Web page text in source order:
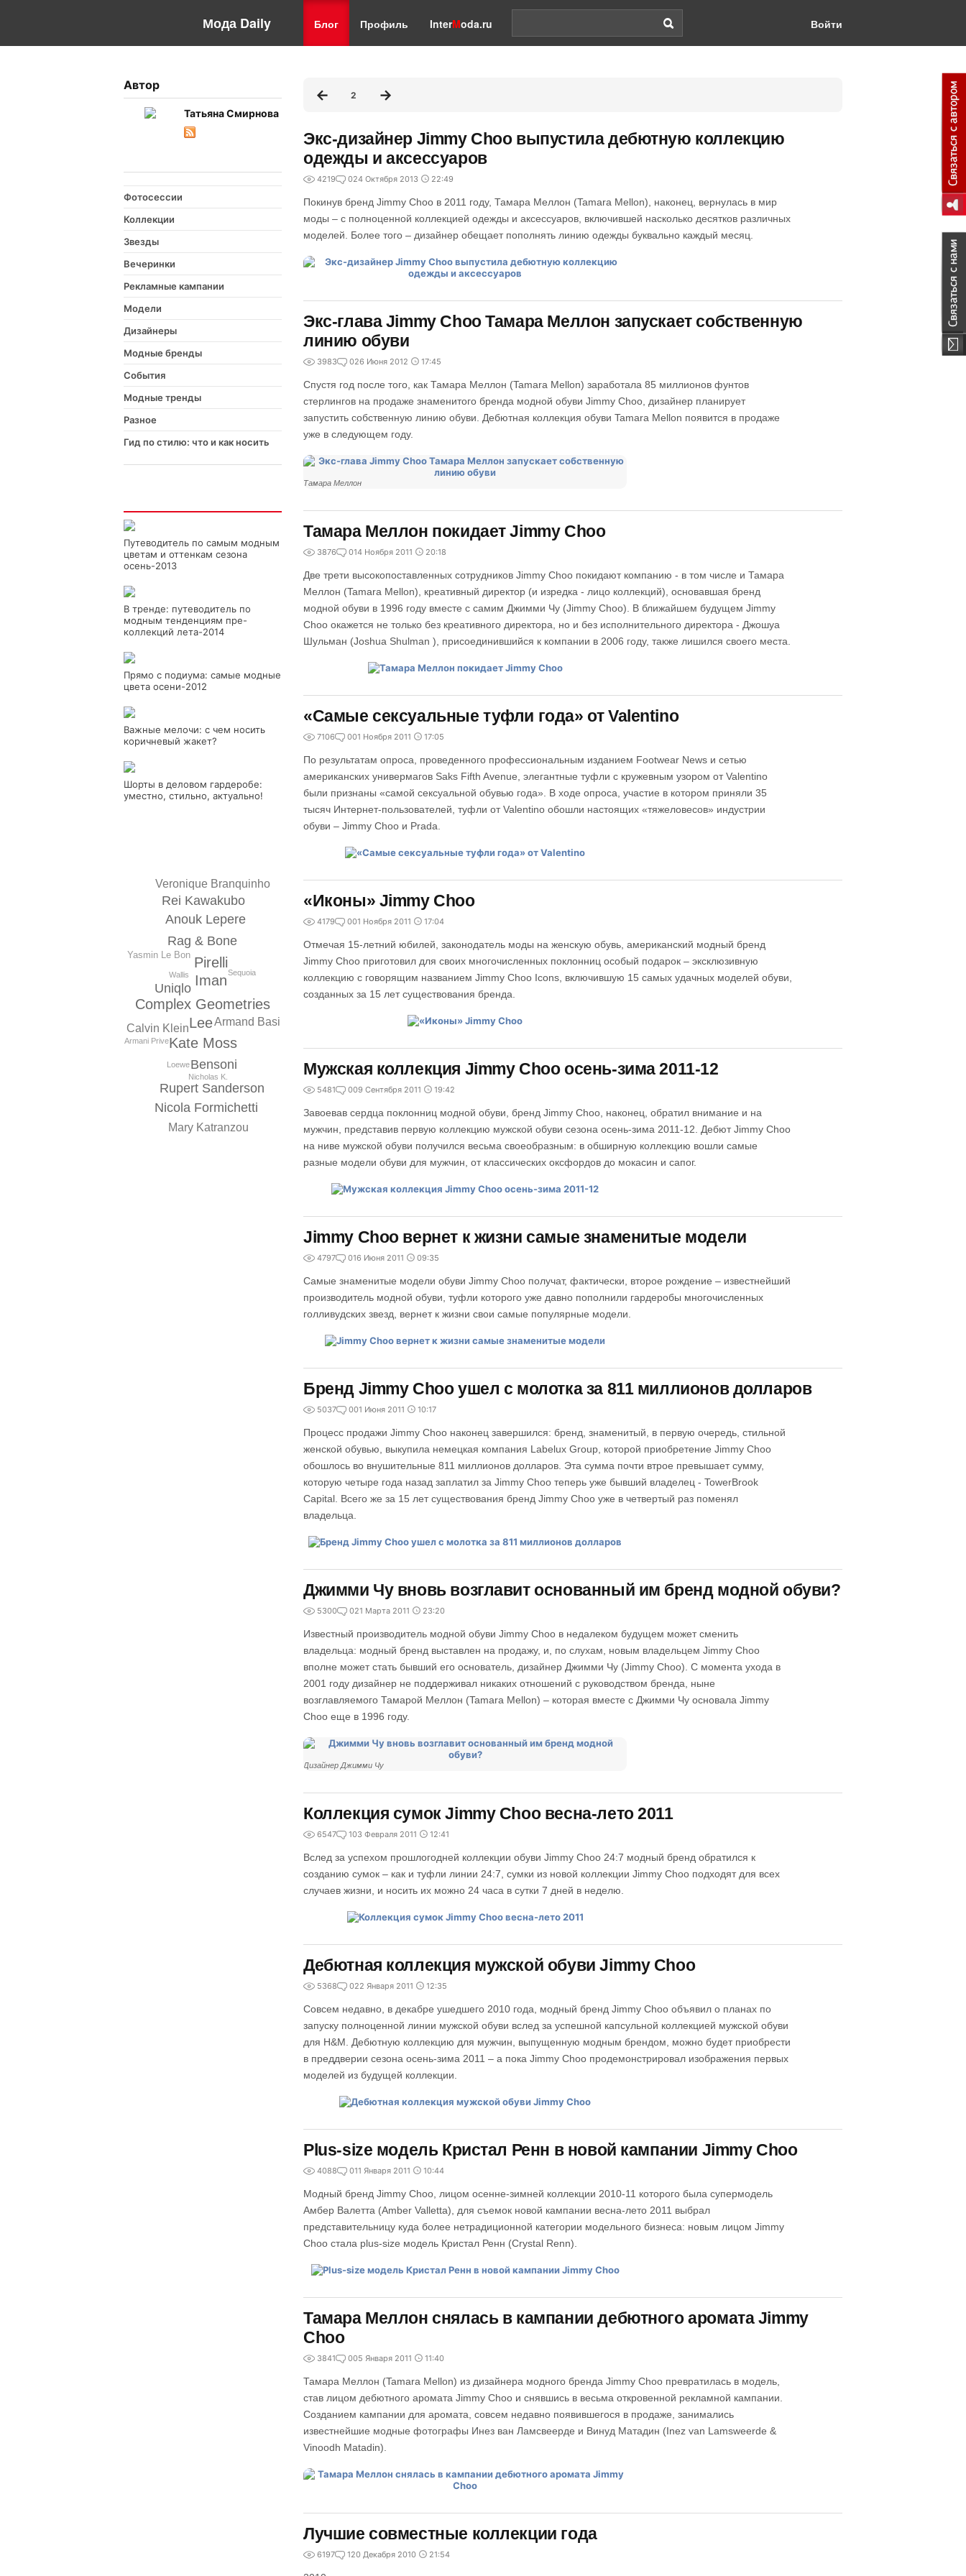
Мода Daily Блог Профиль InterModa.ru Войти
Автор
Татьяна Смирнова
Фотосессии
Коллекции
Звезды
Вечеринки
Рекламные кампании
Модели
Дизайнеры
Модные бренды
События
Модные тренды
Разное
Гид по стилю: что и как носить
Путеводитель по самым модным
цветам и оттенкам сезона
осень-2013
В тренде: путеводитель по
модным тенденциям пре-
коллекций лета-2014
Прямо с подиума: самые модные
цвета осени-2012
Важные мелочи: с чем носить
коричневый жакет?
Шорты в деловом гардеробе:
уместно, стильно, актуально!
Complex Geometries
Lee
Iman
Kate Moss
Pirelli
Bensoni
Rag & Bone
Rupert Sanderson
Anouk Lepere
Uniqlo
Rei Kawakubo
Nicola Formichetti
Veronique Branquinho
Mary Katranzou
Armand Basi
Calvin Klein
Yasmin Le Bon
Wallis Sequoia
Nicholas K.
Loewe
Armani Prive
2
Экс-дизайнер Jimmy Choo выпустила дебютную коллекцию
одежды и аксессуаров
4219 024 Октября 2013 22:49
Покинув бренд Jimmy Choo в 2011 году, Тамара Меллон (Tamara Mellon), наконец, вернулась в мир
моды – с полноценной коллекцией одежды и аксессуаров, включившей насколько десятков различных
моделей. Более того – дизайнер обещает пополнять линию одежды буквально каждый месяц.
Экс-глава Jimmy Choo Тамара Меллон запускает собственную
линию обуви
3983 026 Июня 2012 17:45
Спустя год после того, как Тамара Меллон (Tamara Mellon) заработала 85 миллионов фунтов
стерлингов на продаже знаменитого бренда модной обуви Jimmy Choo, дизайнер планирует
запустить собственную линию обуви. Дебютная коллекция обуви Tamara Mellon появится в продаже
уже в следующем году.
Тамара Меллон
Тамара Меллон покидает Jimmy Choo
3876 014 Ноября 2011 20:18
Две трети высокопоставленных сотрудников Jimmy Choo покидают компанию - в том числе и Тамара
Меллон (Tamara Mellon), креативный директор (и изредка - лицо коллекций), основавшая бренд
модной обуви в 1996 году вместе с самим Джимми Чу (Jimmy Choo). В ближайшем будущем Jimmy
Choo окажется не только без креативного директора, но и без исполнительного директора - Джошуа
Шульман (Joshua Shulman ), присоединившийся к компании в 2006 году, также лишился своего места.
«Самые сексуальные туфли года» от Valentino
7106 001 Ноября 2011 17:05
По результатам опроса, проведенного профессиональным изданием Footwear News и сетью
американских универмагов Saks Fifth Avenue, элегантные туфли с кружевным узором от Valentino
были признаны «самой сексуальной обувью года». В ходе опроса, участие в котором приняли 35
тысяч Интернет-пользователей, туфли от Valentino обошли настоящих «тяжеловесов» индустрии
обуви – Jimmy Choo и Prada.
«Иконы» Jimmy Choo
4179 001 Ноября 2011 17:04
Отмечая 15-летний юбилей, законодатель моды на женскую обувь, американский модный бренд
Jimmy Choo приготовил для своих многочисленных поклонниц особый подарок – эксклюзивную
коллекцию с говорящим названием Jimmy Choo Icons, включившую 15 самых удачных моделей обуви,
созданных за 15 лет существования бренда.
Мужская коллекция Jimmy Choo осень-зима 2011-12
5481 009 Сентября 2011 19:42
Завоевав сердца поклонниц модной обуви, бренд Jimmy Choo, наконец, обратил внимание и на
мужчин, представив первую коллекцию мужской обуви сезона осень-зима 2011-12. Дебют Jimmy Choo
на ниве мужской обуви получился весьма своеобразным: в обширную коллекцию вошли самые
разные модели обуви для мужчин, от классических оксфордов до мокасин и сапог.
Jimmy Choo вернет к жизни самые знаменитые модели
4797 016 Июня 2011 09:35
Самые знаменитые модели обуви Jimmy Choo получат, фактически, второе рождение – известнейший
производитель модной обуви, туфли которого уже давно пополнили гардеробы многочисленных
голливудских звезд, вернет к жизни свои самые популярные модели.
Бренд Jimmy Choo ушел с молотка за 811 миллионов долларов
5037 001 Июня 2011 10:17
Процесс продажи Jimmy Choo наконец завершился: бренд, знаменитый, в первую очередь, стильной
женской обувью, выкупила немецкая компания Labelux Group, которой приобретение Jimmy Choo
обошлось во внушительные 811 миллионов долларов. Эта сумма почти втрое превышает сумму,
которую четыре года назад заплатил за Jimmy Choo теперь уже бывший владелец - TowerBrook
Capital. Всего же за 15 лет существования бренд Jimmy Choo уже в четвертый раз поменял
владельца.
Джимми Чу вновь возглавит основанный им бренд модной обуви?
5300 021 Марта 2011 23:20
Известный производитель модной обуви Jimmy Choo в недалеком будущем может сменить
владельца: модный бренд выставлен на продажу, и, по слухам, новым владельцем Jimmy Choo
вполне может стать бывший его основатель, дизайнер Джимми Чу (Jimmy Choo). С момента ухода в
2001 году дизайнер не поддерживал никаких отношений с руководством бренда, ныне
возглавляемого Тамарой Меллон (Tamara Mellon) – которая вместе с Джимми Чу основала Jimmy
Choo еще в 1996 году.
Дизайнер Джимми Чу
Коллекция сумок Jimmy Choo весна-лето 2011
6547 103 Февраля 2011 12:41
Вслед за успехом прошлогодней коллекции обуви Jimmy Choo 24:7 модный бренд обратился к
созданию сумок – как и туфли линии 24:7, сумки из новой коллекции Jimmy Choo подходят для всех
случаев жизни, и носить их можно 24 часа в сутки 7 дней в неделю.
Дебютная коллекция мужской обуви Jimmy Choo
5368 022 Января 2011 12:35
Совсем недавно, в декабре ушедшего 2010 года, модный бренд Jimmy Choo объявил о планах по
запуску полноценной линии мужской обуви вслед за успешной капсульной коллекцией мужской обуви
для H&M. Дебютную коллекцию для мужчин, выпущенную модным брендом, можно будет приобрести
в преддверии сезона осень-зима 2011 – а пока Jimmy Choo продемонстрировал изображения первых
моделей из будущей коллекции.
Plus-size модель Кристал Ренн в новой кампании Jimmy Choo
4088 011 Января 2011 10:44
Модный бренд Jimmy Choo, лицом осенне-зимней коллекции 2010-11 которого была супермодель
Амбер Валетта (Amber Valletta), для съемок новой кампании весна-лето 2011 выбрал
представительницу куда более нетрадиционной категории модельного бизнеса: новым лицом Jimmy
Choo стала plus-size модель Кристал Ренн (Crystal Renn).
Тамара Меллон снялась в кампании дебютного аромата Jimmy
Choo
3841 005 Января 2011 11:40
Тамара Меллон (Tamara Mellon) из дизайнера модного бренда Jimmy Сhoo превратилась в модель,
став лицом дебютного аромата Jimmy Choo и снявшись в весьма откровенной рекламной кампании.
Созданием кампании для аромата, совсем недавно появившегося в продаже, занимались
известнейшие модные фотографы Инез ван Ламсвеерде и Винуд Матадин (Inez van Lamsweerde &
Vinoodh Matadin).
Лучшие совместные коллекции года
6197 120 Декабря 2010 21:54